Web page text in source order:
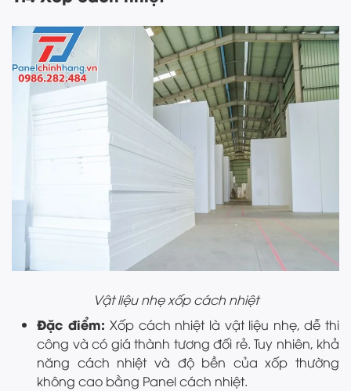
Vật liệu nhẹ xốp cách nhiệt
Đặc điểm:Xốp cách nhiệt là vật liệu nhẹ, dễ thi
công và có giá thành tương đối rẻ. Tuy nhiên, khả
năng cách nhiệt và độ bền của xốp thường
không cao bằng Panel cách nhiệt.